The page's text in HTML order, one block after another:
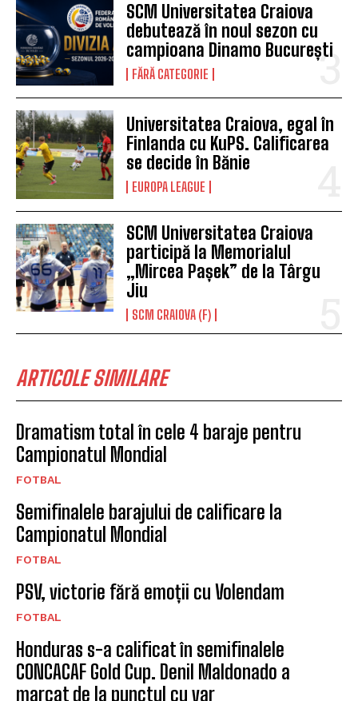
SCM Universitatea Craiova
debutează în noul sezon cu
campioana Dinamo București
FĂRĂ CATEGORIE
Universitatea Craiova, egal în
Finlanda cu KuPS. Calificarea
se decide în Bănie
EUROPA LEAGUE
SCM Universitatea Craiova
participă la Memorialul
„Mircea Pașek” de la Târgu
Jiu
SCM CRAIOVA (F)
ARTICOLE SIMILARE
Dramatism total în cele 4 baraje pentru
Campionatul Mondial
FOTBAL
Semifinalele barajului de calificare la
Campionatul Mondial
FOTBAL
PSV, victorie fără emoții cu Volendam
FOTBAL
Honduras s-a calificat în semifinalele
CONCACAF Gold Cup. Denil Maldonado a
marcat de la punctul cu var